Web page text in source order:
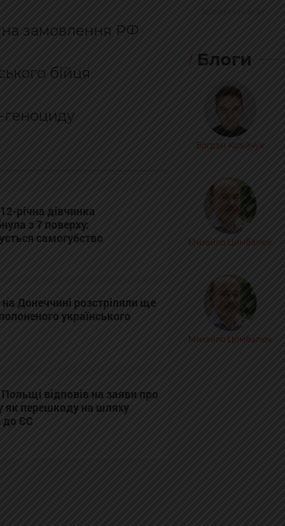
на замовлення РФ
бійця
геноциду
річна дівчинка
з 7 поверху:
самогубство
на Донеччині розстріляли ще
українського
відповів на заяви про
як перешкоду на шляху
до ЄС
Блоги
Богдан Козійчук
Михайло Цимбалюк
Михайло Цимбалюк